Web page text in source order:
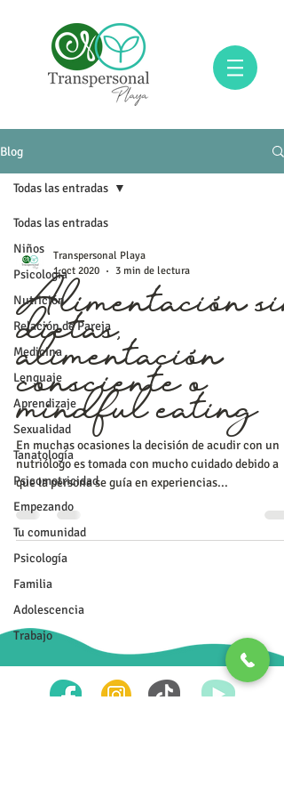
Blog
Todas las entradas
Niños
Psicología
Nutrición
Relación de Pareja
Medicina
Lenguaje
Aprendizaje
Sexualidad
Tanatología
Psicomotricidad
Empezando
Tu comunidad
Psicología
Familia
Adolescencia
Trabajo
Todas las entradas
Transpersonal Playa
1 oct 2020
3 min de lectura
Alimentación
dietas,
alimentación
consciente o
mindful eating
En muchas ocasiones la decisión de acudir con un
nutriólogo es tomada con mucho cuidado debido a
que la persona se guía en experiencias...